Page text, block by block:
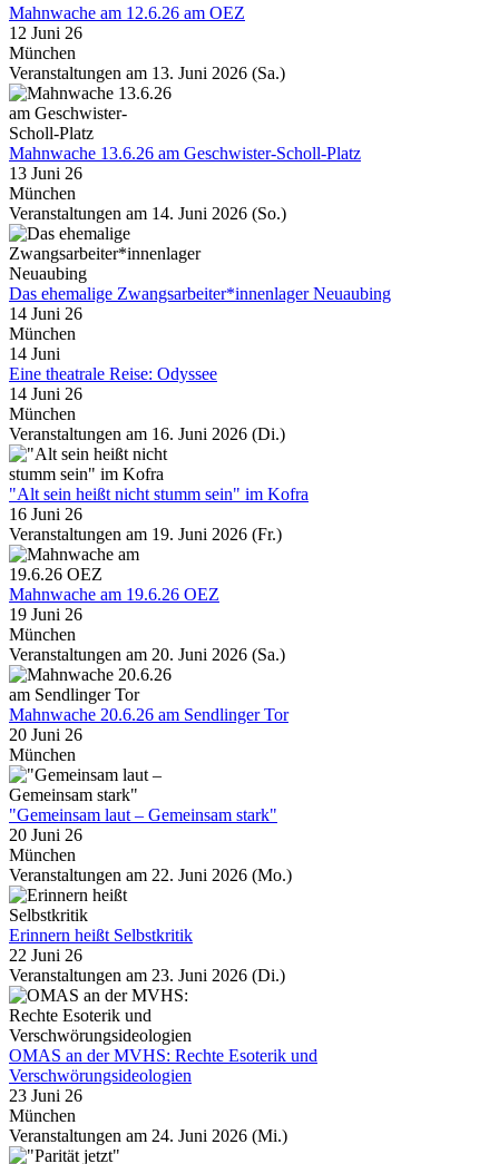
Mahnwache am 12.6.26 am OEZ
12 Juni 26
München
Veranstaltungen am 13. Juni 2026 (Sa.)
Mahnwache 13.6.26 am Geschwister-Scholl-Platz
13 Juni 26
München
Veranstaltungen am 14. Juni 2026 (So.)
Das ehemalige Zwangsarbeiter*innenlager Neuaubing
14 Juni 26
München
14 Juni
Eine theatrale Reise: Odyssee
14 Juni 26
München
Veranstaltungen am 16. Juni 2026 (Di.)
"Alt sein heißt nicht stumm sein" im Kofra
16 Juni 26
Veranstaltungen am 19. Juni 2026 (Fr.)
Mahnwache am 19.6.26 OEZ
19 Juni 26
München
Veranstaltungen am 20. Juni 2026 (Sa.)
Mahnwache 20.6.26 am Sendlinger Tor
20 Juni 26
München
"Gemeinsam laut – Gemeinsam stark"
20 Juni 26
München
Veranstaltungen am 22. Juni 2026 (Mo.)
Erinnern heißt Selbstkritik
22 Juni 26
Veranstaltungen am 23. Juni 2026 (Di.)
OMAS an der MVHS: Rechte Esoterik und
Verschwörungsideologien
23 Juni 26
München
Veranstaltungen am 24. Juni 2026 (Mi.)